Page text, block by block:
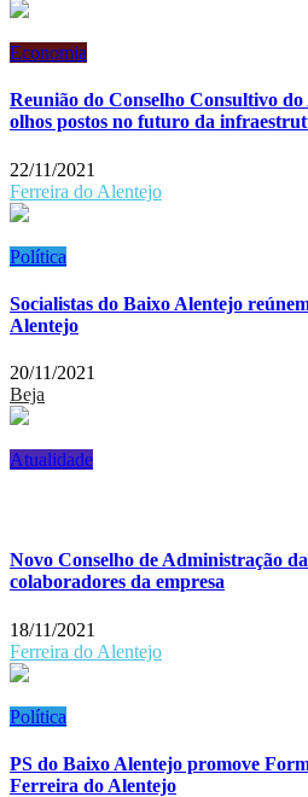
Economia
Reunião do Conselho Consultivo
olhos postos no futuro da
22/11/2021
Ferreira do Alentejo
Política
Socialistas do Baixo Alentejo
Alentejo
20/11/2021
Beja
Atualidade
Novo Conselho de Administração
colaboradores da empresa
18/11/2021
Ferreira do Alentejo
Política
PS do Baixo Alentejo promove
Ferreira do Alentejo